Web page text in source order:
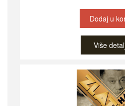
Dodaj u
Više